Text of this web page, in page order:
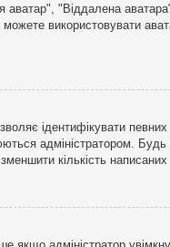
аватар", "Віддалена
використовувати
ідентифікувати
адміністратором.
кількість